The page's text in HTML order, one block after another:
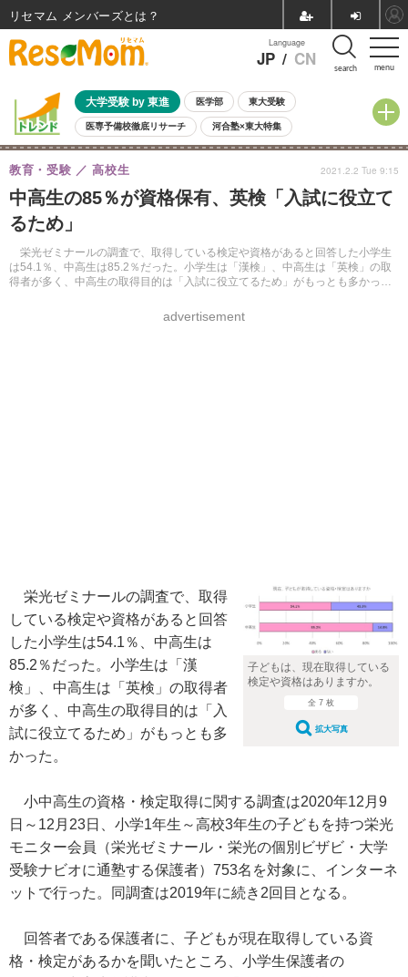
menu
Language
JP / CN search
大学受験 by 東進 医学部 東大受験
医専予備校徹底リサーチ 河合塾×東大特集
親子で考える大学選び 高校受験 中学受験 小学校受験
共通テスト 夏休み
8月開催イベント・WS 全国公立高校 過去問 人気記事
自由研究教材（小学生向け）
中高生の85％が資格保有、英検「入試に役立て
るため」
栄光ゼミナールの調査で、取得している検定や資格があると回答した小学生
は54.1％、中高生は85.2％だった。小学生は「漢検」、中高生は「英検」の取
得者が多く、中高生の取得目的は「入試に役立てるため」がもっとも多かっ
教育・受験 高校生
advertisement
2021.2.2 Tue 9:15
子どもは、現在取得している
検定や資格はありますか。
全 7 枚
拡大写真
栄光ゼミナールの調査で、取得
している検定や資格があると回答
した小学生は54.1％、中高生は
85.2％だった。小学生は「漢
検」、中高生は「英検」の取得者
が多く、中高生の取得目的は「入
試に役立てるため」がもっとも多
かった。
小中高生の資格・検定取得に関する調査は2020年12月9
日～12月23日、小学1年生～高校3年生の子どもを持つ栄光
モニター会員（栄光ゼミナール・栄光の個別ビザビ・大学
受験ナビオに通塾する保護者）753名を対象に、インターネ
ットで行った。同調査は2019年に続き2回目となる。
回答者である保護者に、子どもが現在取得している資
格・検定があるかを聞いたところ、小学生保護者の
リセマム メンバーズ